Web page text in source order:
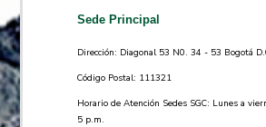
Sede Principal
Dirección: Diagonal 53 N0. 34 - 53 Bogotá
Código Postal: 111321
Horario de Atención Sedes SGC: Lunes a
5 p.m.